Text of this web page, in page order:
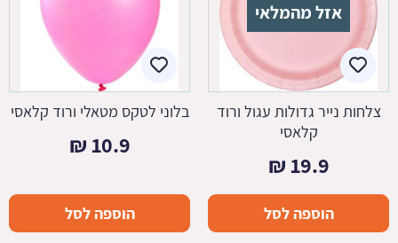
אזל מהמלאי
צלחות נייר גדולות עגול ורוד
קלאסי
19.9
₪
הוספה לסל
בלוני לטקס מטאלי ורוד קלאסי
10.9
₪
הוספה לסל